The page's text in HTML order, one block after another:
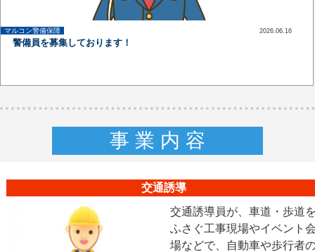
マルコン警備保障
2026.06.16
警備員を募集しております！
事 業 内 容
交通誘導
交通誘導員が、車道・歩道
ふさぐ工事現場やイベント
場などで、自動車や歩行者